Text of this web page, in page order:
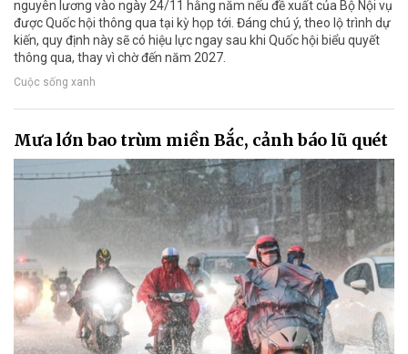
nguyên lương vào ngày 24/11 hằng năm nếu đề xuất của Bộ Nội vụ
được Quốc hội thông qua tại kỳ họp tới. Đáng chú ý, theo lộ trình dự
kiến, quy định này sẽ có hiệu lực ngay sau khi Quốc hội biểu quyết
thông qua, thay vì chờ đến năm 2027.
Cuộc sống xanh
Mưa lớn bao trùm miền Bắc, cảnh báo lũ quét